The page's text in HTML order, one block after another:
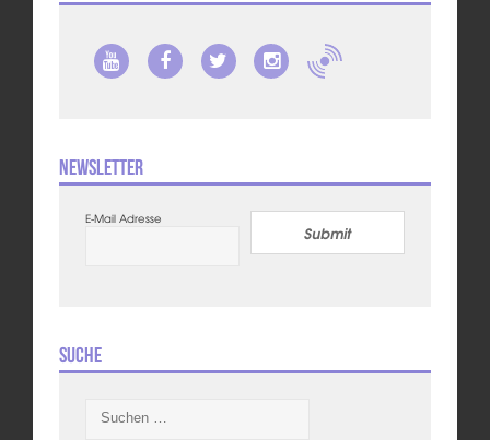
Newsletter
E-Mail Adresse
Submit
Suche
nach: